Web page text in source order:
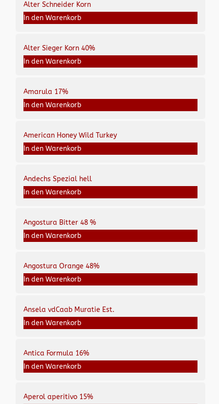
Alter Schneider Korn
In den Warenkorb
Alter Sieger Korn 40%
In den Warenkorb
Amarula 17%
In den Warenkorb
American Honey Wild Turkey
In den Warenkorb
Andechs Spezial hell
In den Warenkorb
Angostura Bitter 48 %
In den Warenkorb
Angostura Orange 48%
In den Warenkorb
Ansela vdCaab Muratie Est.
In den Warenkorb
Antica Formula 16%
In den Warenkorb
Aperol aperitivo 15%